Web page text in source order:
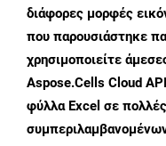
διάφορες μορφές
που παρουσιάστηκε
χρησιμοποιείτε
Aspose.Cells Cloud
φύλλα Excel σε